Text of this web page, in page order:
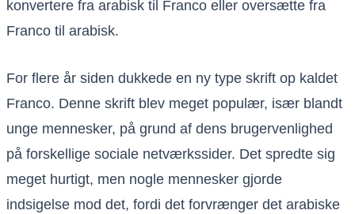
konvertere fra arabisk til Franco eller oversætte fra
Franco til arabisk.
For flere år siden dukkede en ny type skrift op kaldet
Franco. Denne skrift blev meget populær, især blandt
unge mennesker, på grund af dens brugervenlighed
på forskellige sociale netværkssider. Det spredte sig
meget hurtigt, men nogle mennesker gjorde
indsigelse mod det, fordi det forvrænger det arabiske